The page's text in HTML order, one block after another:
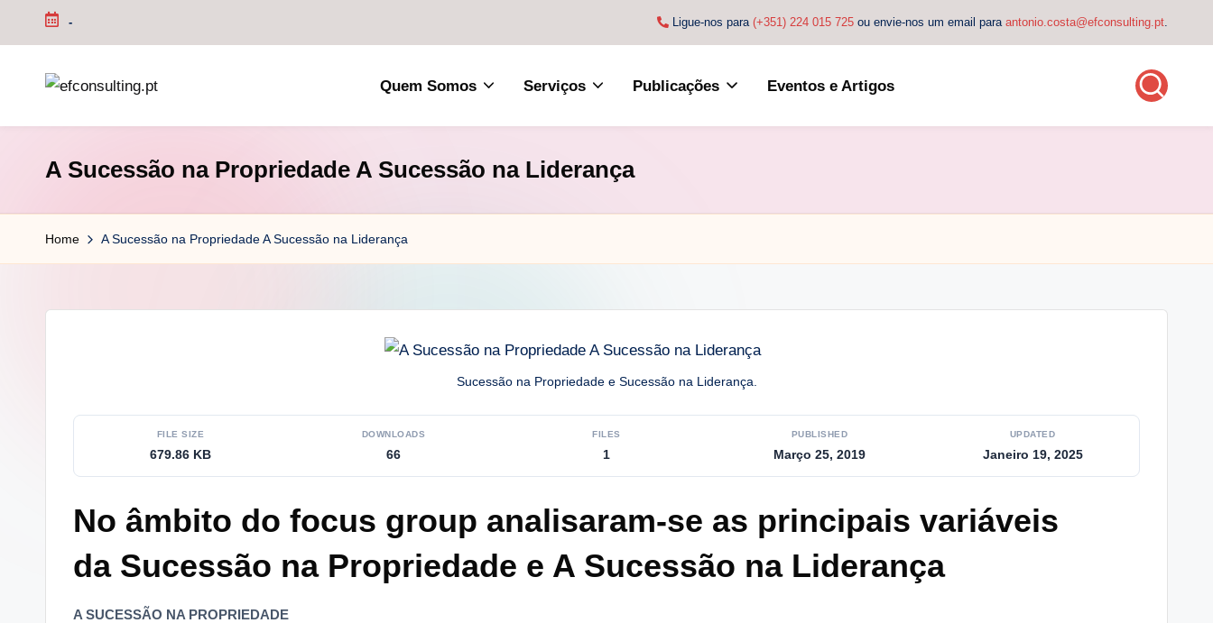
Skip
- Ligue-nos para (+351) 224 015 725 ou envie-nos um email para antonio.costa@efconsulting.pt.
f
o
n
s
Quem Somos Serviços Publicações Eventos e Artigos
A Sucessão na Propriedade A Sucessão na Liderança
Home A Sucessão na Propriedade A Sucessão na Liderança
Sucessão na Propriedade e Sucessão na Liderança.
FILE SIZE
679.86 KB
DOWNLOADS
66
FILES
1
PUBLISHED
Março 25, 2019
UPDATED
Janeiro 19, 2025
No âmbito do focus group analisaram-se as principais variáveis
da Sucessão na Propriedade e A Sucessão na Liderança
A SUCESSÃO NA PROPRIEDADE